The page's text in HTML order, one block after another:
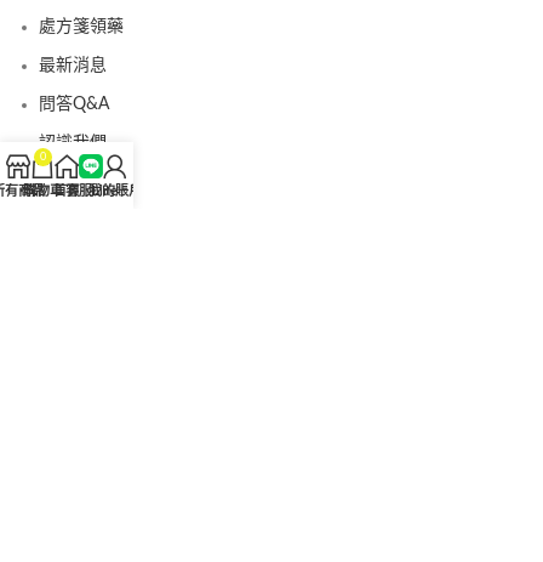
處方箋領藥
最新消息
問答Q&A
認識我們
聯絡我們
有商品
0
購物車首頁客服Line
我的賬戶